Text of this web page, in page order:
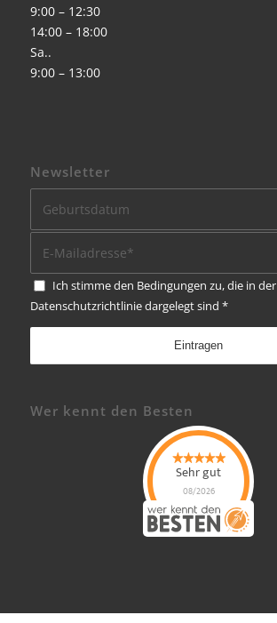
9:00 – 12:30
14:00 – 18:00
Sa..
9:00 – 13:00
Newsletter
Ich stimme den Bedingungen zu, die in der
Datenschutzrichtliniedargelegt sind *
Wer kennt den Besten
Sehr gut
08/2026